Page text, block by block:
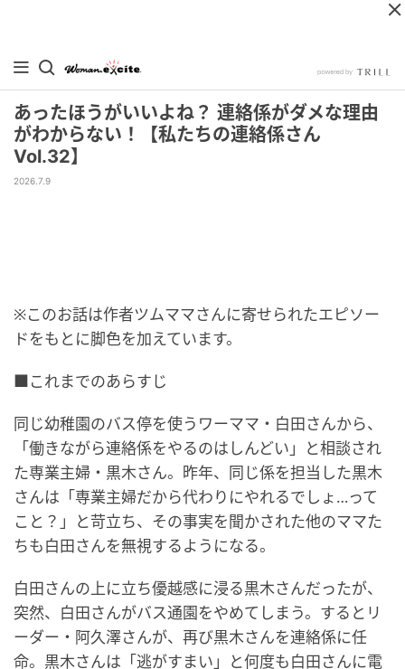
あったほうがいいよね？ 連絡係がダメな理由
がわからない！【私たちの連絡係さん
Vol.32】
2026.7.9
※このお話は作者ツムママさんに寄せられたエピソー
ドをもとに脚色を加えています。
■これまでのあらすじ
同じ幼稚園のバス停を使うワーママ・白田さんから、
「働きながら連絡係をやるのはしんどい」と相談され
た専業主婦・黒木さん。昨年、同じ係を担当した黒木
さんは「専業主婦だから代わりにやれるでしょ…って
こと？」と苛立ち、その事実を聞かされた他のママた
ちも白田さんを無視するようになる。
白田さんの上に立ち優越感に浸る黒木さんだったが、
突然、白田さんがバス通園をやめてしまう。するとリ
ーダー・阿久澤さんが、再び黒木さんを連絡係に任
命。黒木さんは「逃がすまい」と何度も白田さんに電